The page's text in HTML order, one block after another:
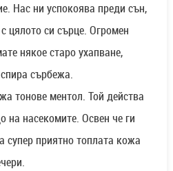
Нас ни успокоява преди сън,
цялото си сърце. Огромен
някое старо ухапване,
сърбежа.
тонове ментол. Той действа
на насекомите. Освен че ги
супер приятно топлата кожа